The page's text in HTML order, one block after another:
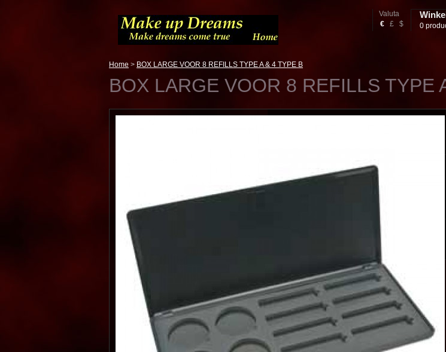
Valuta
€
£ $ 0
Home > BOX LARGE VOOR 8 REFILLS TYPE A & 4 TYPE B
BOX LARGE VOOR 8 REFILLS TYPE